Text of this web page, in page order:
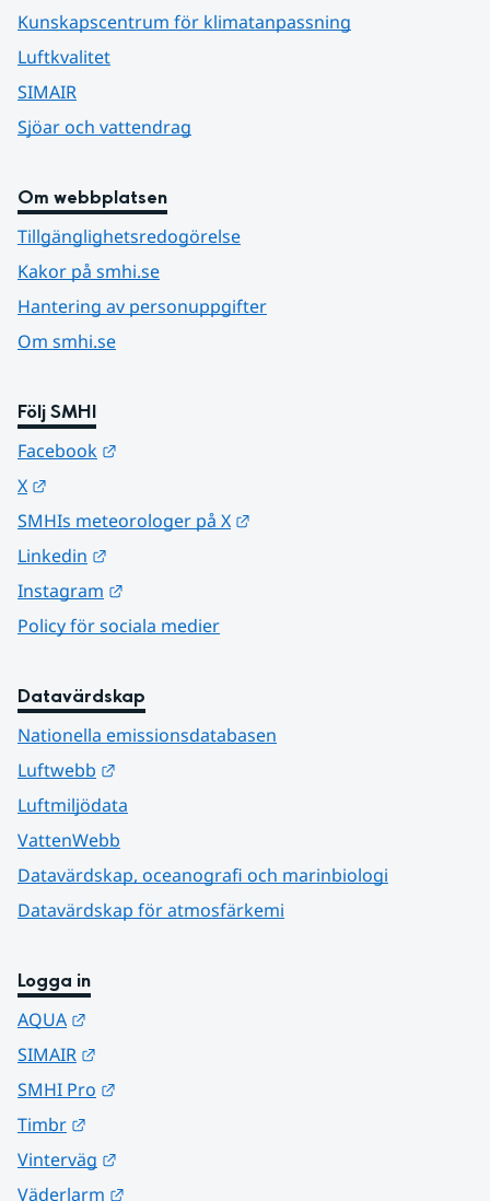
Kunskapscentrum för klimatanpassning
Luftkvalitet
SIMAIR
Sjöar och vattendrag
Om webbplatsen
Tillgänglighetsredogörelse
Kakor på smhi.se
Hantering av personuppgifter
Om smhi.se
Följ SMHI
Facebook
X
SMHIs meteorologer på X
Linkedin
Instagram
Policy för sociala medier
Datavärdskap
Nationella emissionsdatabasen
Luftwebb
Luftmiljödata
VattenWebb
Datavärdskap, oceanografi och marinbiologi
Datavärdskap för atmosfärkemi
Logga in
AQUA
SIMAIR
SMHI Pro
Timbr
Vinterväg
Väderlarm